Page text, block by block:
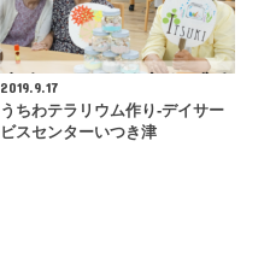
2019.9.17
うちわテラリウム作り-デイサー
ビスセンターいつき津